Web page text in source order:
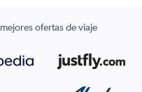
ofertas de viaje